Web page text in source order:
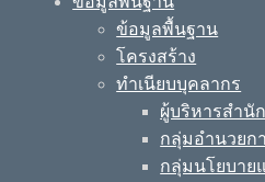
ข้อมูลพื้นฐาน
โครงสร้าง
ทำเนียบบุคลากร
ผู้บริหารสำนั
กลุ่มอำนวยก
กลุ่มนโยบาย